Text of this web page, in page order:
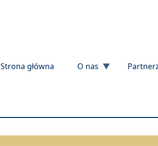
Strona główna O nas